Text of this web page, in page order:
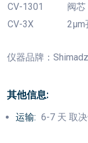
CV-1301
阀芯
CV-3X
2µm
仪器品牌：
其他信息:
运输: 6-7 天 取